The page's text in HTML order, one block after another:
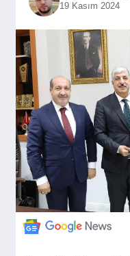
EĞITIM
EKONOMI
DÜNYA
SAĞLIK
19 Kasım 2024